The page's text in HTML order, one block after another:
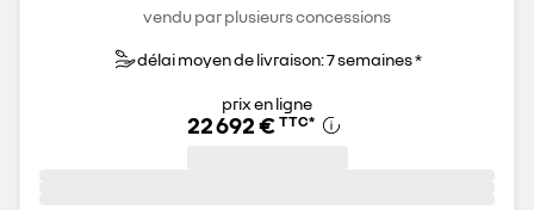
vendu par plusieurs concessions
délai moyen de livraison: 7 semaines *
prix en ligne
22 692 € TTC*